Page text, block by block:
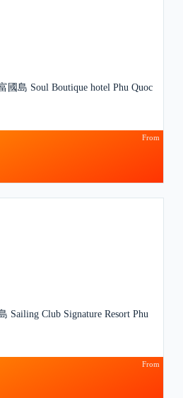
國島 Soul Boutique hotel Phu Quoc
From
Sailing Club Signature Resort Phu
From